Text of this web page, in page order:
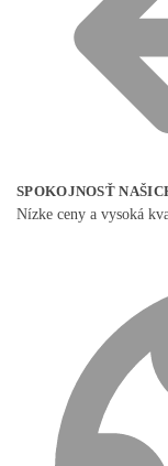
SPOKOJNOSŤ
Nízke ceny a vysoká